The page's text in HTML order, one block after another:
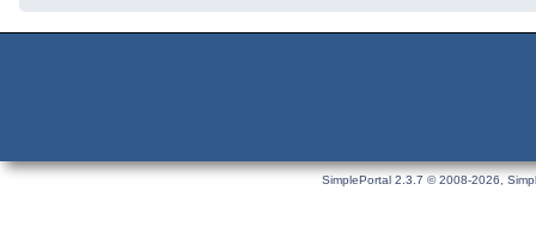
SimplePortal 2.3.7 © 2008-2026,